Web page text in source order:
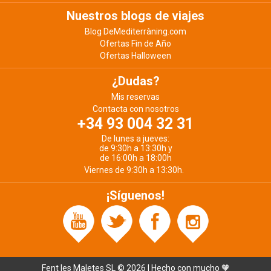
Nuestros blogs de viajes
Blog DeMediterràning.com
Ofertas Fin de Año
Ofertas Halloween
¿Dudas?
Mis reservas
Contacta con nosotros
+34 93 004 32 31
De lunes a jueves:
de 9:30h a 13:30h y
de 16:00h a 18:00h
Viernes de 9:30h a 13:30h.
¡Síguenos!
Fent les Maletes SL © 2026 | Hecho con mucho 🧡